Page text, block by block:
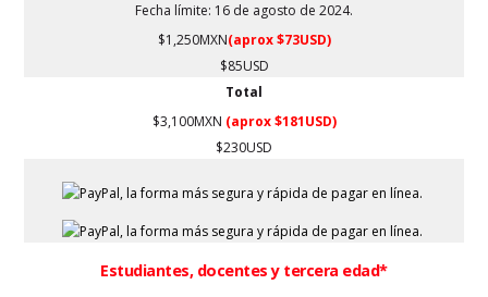
Fecha límite: 16 de agosto de 2024.
$1,250MXN(aprox $73USD)
$85USD
Total
$3,100MXN (aprox $181USD)
$230USD
Estudiantes, docentes y tercera edad*